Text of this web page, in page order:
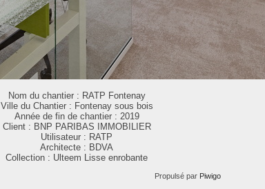
Nom du chantier : RATP Fontenay
Ville du Chantier : Fontenay sous bois
Année de fin de chantier : 2019
Client : BNP PARIBAS IMMOBILIER
Utilisateur : RATP
Architecte : BDVA
Collection : Ulteem Lisse enrobante
Propulsé par Piwigo